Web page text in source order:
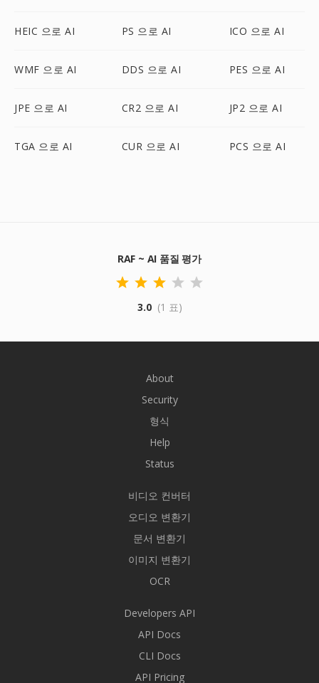
HEIC 으로 AI PS 으로 AI ICO 으로 AI
WMF 으로 AI DDS 으로 AI PES 으로 AI
JPE 으로 AI CR2 으로 AI JP2 으로 AI
TGA 으로 AI CUR 으로 AI PCS 으로 AI
RAF ~ AI 품질 평가
3.0 (1 표)
About
Security
형식
Help
Status
비디오 컨버터
오디오 변환기
문서 변환기
이미지 변환기
OCR
Developers API
API Docs
CLI Docs
API Pricing